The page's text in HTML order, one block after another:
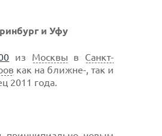
и Уфу
из Москвы в Санкт-
как на ближне-, так и
2011 года.